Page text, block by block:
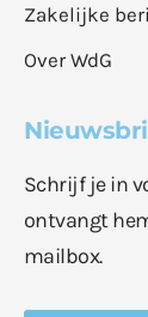
Zakelijke
Over WdG
Schrijf je in
ontvangt
mailbox.